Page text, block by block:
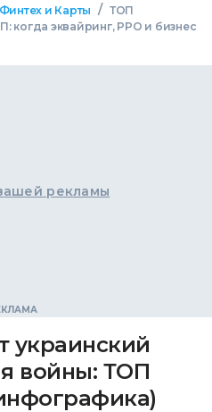
Финтех и Карты / ТОП
когда эквайринг, РРО и бизнес
рекламы
украинский
войны: ТОП